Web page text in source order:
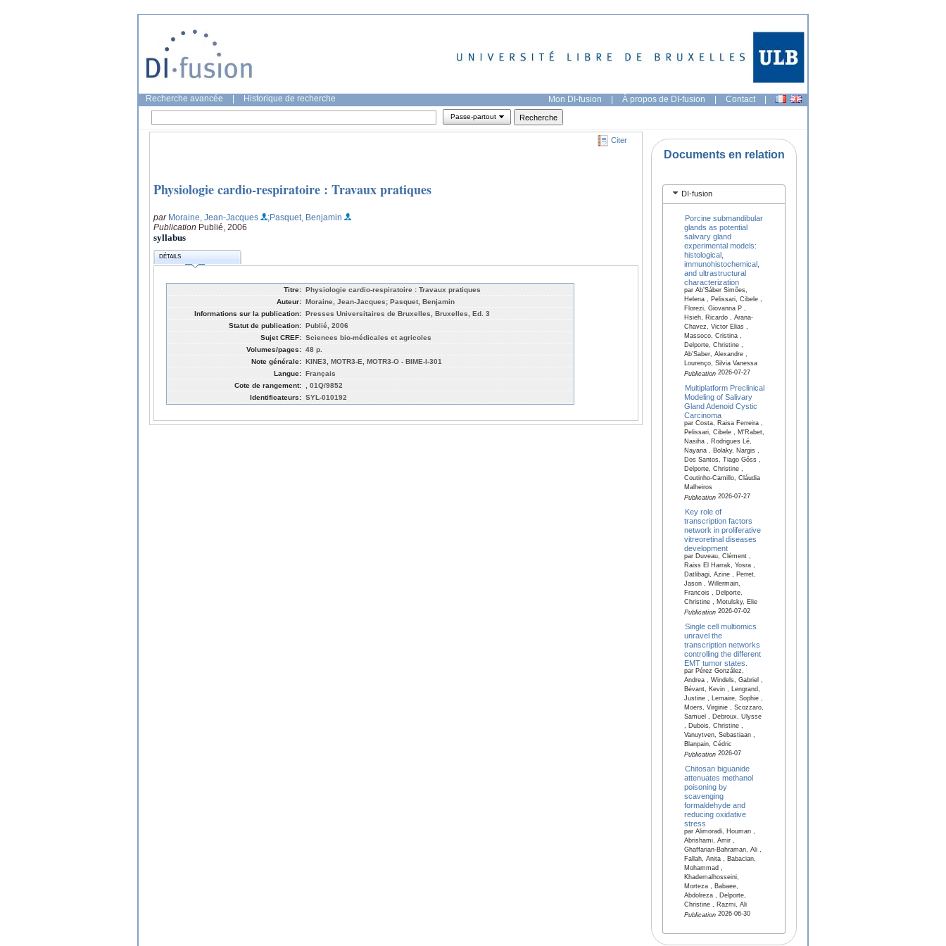
Recherche avancée Historique de recherche Mon DI-fusion | À propos de DI-fusion | Contact |
Passe-partout
Citer
Physiologie cardio-respiratoire : Travaux pratiques
par Moraine, Jean-Jacques
;Pasquet, Benjamin
Publication Publié, 2006
syllabus
DÉTAILS
Titre: Physiologie cardio-respiratoire : Travaux pratiques
Auteur: Moraine, Jean-Jacques; Pasquet, Benjamin
Informations sur la publication: Presses Universitaires de Bruxelles, Bruxelles, Ed. 3
Statut de publication: Publié, 2006
Sujet CREF: Sciences bio-médicales et agricoles
Volumes/pages: 48 p.
Note générale: KINE3, MOTR3-E, MOTR3-O - BIME-I-301
Langue: Français
Cote de rangement:
, 01Q/9852
Identificateurs: SYL-010192
Documents en relation
DI-fusion
Porcine submandibular
glands as potential
salivary gland
experimental models:
histological,
immunohistochemical,
and ultrastructural
characterization
par Ab’Sáber Simões,
Helena , Pelissari, Cibele ,
Florezi, Giovanna P ,
Hsieh, Ricardo , Arana-
Chavez, Victor Elias ,
Massoco, Cristina ,
Delporte, Christine ,
Ab’Saber, Alexandre ,
Lourenço, Silvia Vanessa
Publication2026-07-27
Multiplatform Preclinical
Modeling of Salivary
Gland Adenoid Cystic
Carcinoma
par Costa, Raisa Ferreira ,
Pelissari, Cibele , M'Rabet,
Nasiha , Rodrigues Lé,
Nayana , Bolaky, Nargis ,
Dos Santos, Tiago Góss ,
Delporte, Christine ,
Coutinho-Camillo, Cláudia
Malheiros
Publication2026-07-27
Key role of
transcription factors
network in proliferative
vitreoretinal diseases
development
par Duveau, Clément ,
Raiss El Harrak, Yosra ,
Datlibagi, Azine , Perret,
Jason , Willermain,
Francois , Delporte,
Christine , Motulsky, Elie
Publication2026-07-02
Single cell multiomics
unravel the
transcription networks
controlling the different
EMT tumor states.
par Pérez González,
Andrea , Windels, Gabriel ,
Bévant, Kevin , Lengrand,
Justine , Lemaire, Sophie ,
Moers, Virginie , Scozzaro,
Samuel , Debroux, Ulysse
, Dubois, Christine ,
Vanuytven, Sebastiaan ,
Blanpain, Cédric
Publication2026-07
Chitosan biguanide
attenuates methanol
poisoning by
scavenging
formaldehyde and
reducing oxidative
stress
par Alimoradi, Houman ,
Abrishami, Amir ,
Ghaffarian-Bahraman, Ali ,
Fallah, Anita , Babacian,
Mohammad ,
Khademalhosseini,
Morteza , Babaee,
Abdolreza , Delporte,
Christine , Razmi, Ali
Publication2026-06-30